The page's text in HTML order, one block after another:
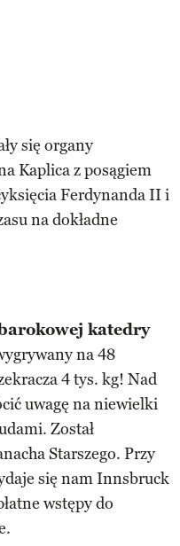
się organy
Kaplica z posągiem
Ferdynanda II i
na dokładne
katedry
na 48
4 tys. kg! Nad
uwagę na niewielki
Został
Starszego. Przy
się nam Innsbruck
wstępy do